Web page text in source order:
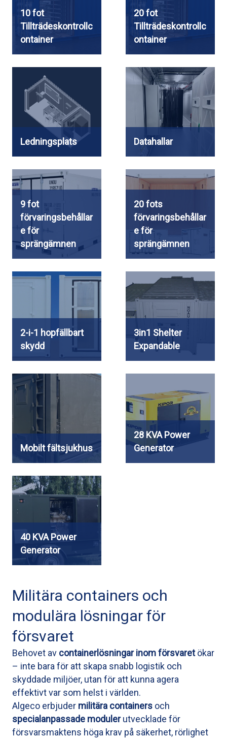
10 fot
Tillträdeskontrollc
ontainer
20 fot
Tillträdeskontrollc
ontainer
Ledningsplats Datahallar
9 fot
förvaringsbehållar
e för
sprängämnen
20 fots
förvaringsbehållar
e för
sprängämnen
2-i-1 hopfällbart
skydd
3in1 Shelter
Expandable
Mobilt fältsjukhus
28 KVA Power
Generator
40 KVA Power
Generator
Militära containers och
modulära lösningar för
försvaret
Behovet av containerlösningar inom försvaretökar
– inte bara för att skapa snabb logistik och
skyddade miljöer, utan för att kunna agera
effektivt var som helst i världen.
Algeco erbjuder militära containers och
specialanpassade modulerutvecklade för
försvarsmaktens höga krav på säkerhet, rörlighet